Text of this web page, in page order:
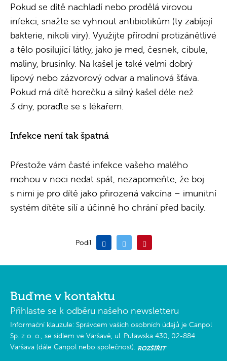
Pokud se dítě nachladí nebo prodělá virovou
infekci, snažte se vyhnout antibiotikům (ty zabíjejí
bakterie, nikoli viry). Využijte přírodní protizánětlivé
a tělo posilující látky, jako je med, česnek, cibule,
maliny, brusinky. Na kašel je také velmi dobrý
lipový nebo zázvorový odvar a malinová šťáva.
Pokud má dítě horečku a silný kašel déle než
3 dny, poraďte se s lékařem.
Infekce není tak špatná
Přestože vám časté infekce vašeho malého
mohou v noci nedat spát, nezapomeňte, že boj
s nimi je pro dítě jako přirozená vakcína – imunitní
systém dítěte sílí a účinně ho chrání před bacily.
Podíl
Buďme v kontaktu
Přihlaste se k odběru našeho newsletteru
Informační klauzule: Správcem vašich osobních údajů je Canpol
Sp. z o. o., se sídlem ve Varšavě, ul. Puławska 430, 02-884
Varšava (dále Canpol nebo společnost). ROZŠÍŘIT